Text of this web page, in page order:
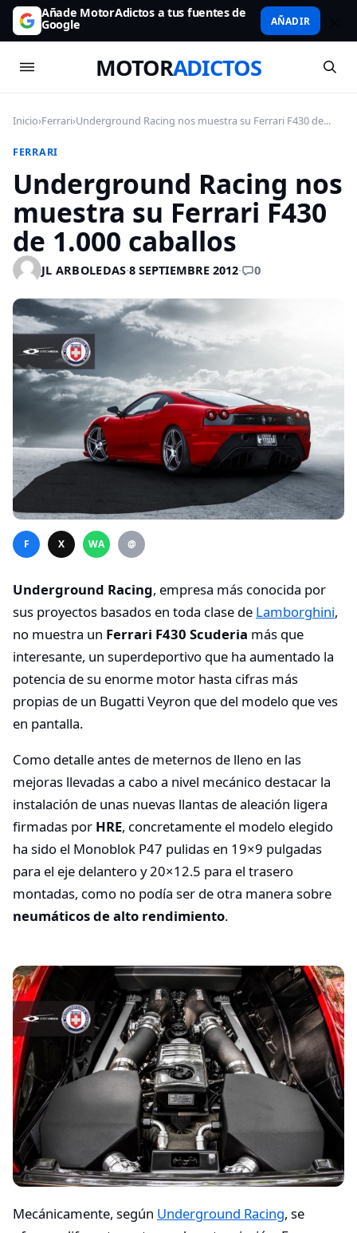
Añade MotorAdictos a tus fuentes de
Google AÑADIR
MOTORADICTOS
Inicio›Ferrari›Underground Racing nos muestra su Ferrari F430 de...
FERRARI
Underground Racing nos
muestra su Ferrari F430
de 1.000 caballos
JL ARBOLEDAS·8 SEPTIEMBRE 2012· 0
F X WA @
Underground Racing, empresa más conocida por
sus proyectos basados en toda clase de Lamborghini,
no muestra un Ferrari F430 Scuderia más que
interesante, un superdeportivo que ha aumentado la
potencia de su enorme motor hasta cifras más
propias de un Bugatti Veyron que del modelo que ves
en pantalla.
Como detalle antes de meternos de lleno en las
mejoras llevadas a cabo a nivel mecánico destacar la
instalación de unas nuevas llantas de aleación ligera
firmadas por HRE, concretamente el modelo elegido
ha sido el Monoblok P47 pulidas en 19×9 pulgadas
para el eje delantero y 20×12.5 para el trasero
montadas, como no podía ser de otra manera sobre
neumáticos de alto rendimiento.
Mecánicamente, según Underground Racing, se